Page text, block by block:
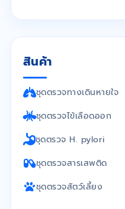
สินค้า
ชุดตรวจทางเดินหายใจ
ชุดตรวจไข้เลือดออก
ชุดตรวจ H. pylori
ชุดตรวจสารเสพติด
ชุดตรวจสัตว์เลี้ยง